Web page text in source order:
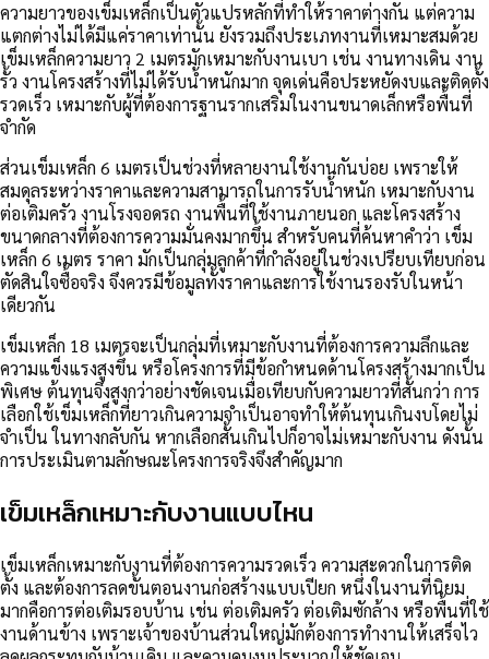
ความยาวของเข็มเหล็กเป็นตัวแปรหลักที่ทำให้ราคาต่างกัน แต่ความ
แตกต่างไม่ได้มีแค่ราคาเท่านั้น ยังรวมถึงประเภทงานที่เหมาะสมด้วย
เข็มเหล็กความยาว 2 เมตรมักเหมาะกับงานเบา เช่น งานทางเดิน งาน
รั้ว งานโครงสร้างที่ไม่ได้รับน้ำหนักมาก จุดเด่นคือประหยัดงบและติดตั้ง
รวดเร็ว เหมาะกับผู้ที่ต้องการฐานรากเสริมในงานขนาดเล็กหรือพื้นที่
จำกัด
ส่วนเข็มเหล็ก 6 เมตรเป็นช่วงที่หลายงานใช้งานกันบ่อย เพราะให้
สมดุลระหว่างราคาและความสามารถในการรับน้ำหนัก เหมาะกับงาน
ต่อเติมครัว งานโรงจอดรถ งานพื้นที่ใช้งานภายนอก และโครงสร้าง
ขนาดกลางที่ต้องการความมั่นคงมากขึ้น สำหรับคนที่ค้นหาคำว่า เข็ม
เหล็ก 6 เมตร ราคา มักเป็นกลุ่มลูกค้าที่กำลังอยู่ในช่วงเปรียบเทียบก่อน
ตัดสินใจซื้อจริง จึงควรมีข้อมูลทั้งราคาและการใช้งานรองรับในหน้า
เดียวกัน
เข็มเหล็ก 18 เมตรจะเป็นกลุ่มที่เหมาะกับงานที่ต้องการความลึกและ
ความแข็งแรงสูงขึ้น หรือโครงการที่มีข้อกำหนดด้านโครงสร้างมากเป็น
พิเศษ ต้นทุนจึงสูงกว่าอย่างชัดเจนเมื่อเทียบกับความยาวที่สั้นกว่า การ
เลือกใช้เข็มเหล็กที่ยาวเกินความจำเป็นอาจทำให้ต้นทุนเกินงบโดยไม่
จำเป็น ในทางกลับกัน หากเลือกสั้นเกินไปก็อาจไม่เหมาะกับงาน ดังนั้น
การประเมินตามลักษณะโครงการจริงจึงสำคัญมาก
เข็มเหล็กเหมาะกับงานแบบไหน
เข็มเหล็กเหมาะกับงานที่ต้องการความรวดเร็ว ความสะดวกในการติด
ตั้ง และต้องการลดขั้นตอนงานก่อสร้างแบบเปียก หนึ่งในงานที่นิยม
มากคือการต่อเติมรอบบ้าน เช่น ต่อเติมครัว ต่อเติมซักล้าง หรือพื้นที่ใช้
งานด้านข้าง เพราะเจ้าของบ้านส่วนใหญ่มักต้องการทำงานให้เสร็จไว